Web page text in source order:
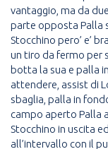
vantaggio, ma da
parte opposta Palla
Stocchino pero’ e’
un tiro da fermo per
botta la sua e palla
attendere, assist di
sbaglia, palla in
campo aperto Palla
Stocchino in uscita
all’intervallo con il